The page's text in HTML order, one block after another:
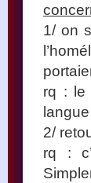
1/ on
rq : le
2/
rq :